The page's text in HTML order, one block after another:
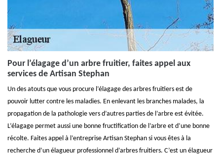
Pour l’élagage d’un arbre fruitier, faites appel aux
services de Artisan Stephan
Un des atouts que vous procure l’élagage des arbres fruitiers est de
pouvoir lutter contre les maladies. En enlevant les branches malades, la
propagation de la pathologie vers d’autres parties de l’arbre est évitée.
L’élagage permet aussi une bonne fructification de l’arbre et d’une bonne
récolte. Faites appel à l’entreprise Artisan Stephan si vous êtes à la
recherche d’un élagueur professionnel d’arbres fruitiers. C’est un élagueur